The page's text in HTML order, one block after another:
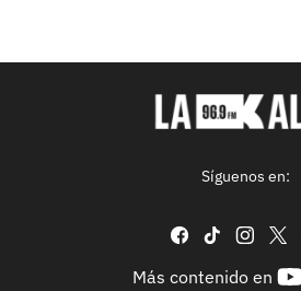
Síguenos en:
facebook
tiktok
Más contenido en